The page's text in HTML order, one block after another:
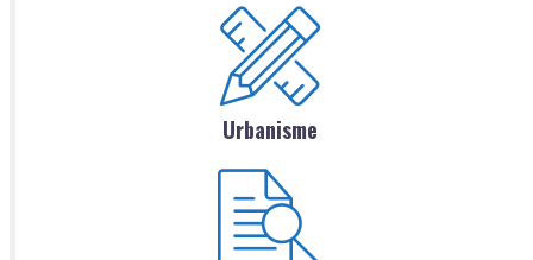
Urbanisme